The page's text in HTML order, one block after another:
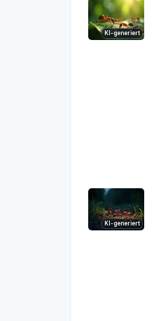
KI-generiert
KI-generiert